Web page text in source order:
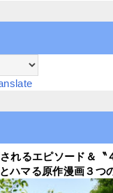
れるエピソード＆〝
ハマる原作漫画３つ